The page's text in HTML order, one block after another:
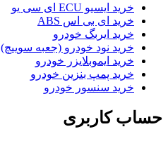
خرید ایسیو ECU ای سی یو
خرید ای بی اس ABS
خرید ایربگ خودرو
خرید نود خودرو (جعبه سوییچ)
خرید ایموبلایزر خودرو
خرید پمپ بنزین خودرو
خرید سنسور خودرو
حساب کاربری